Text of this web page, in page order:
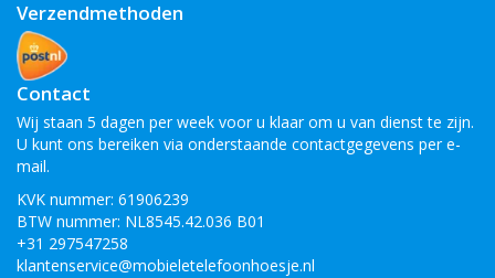
een groot assortiment aan verschillende telefoonhoesjes en
accessoires. Onze producten zijn hoog kwaliteit en direct uit
voorraad leverbaar.
Bekijk ook:
Nokia 8
Nokia 6
Nokia 5
Nokia 3
Verzendmethoden
Contact
Wij staan 5 dagen per week voor u klaar om u van dienst te zijn.
U kunt ons bereiken via onderstaande contactgegevens per e-
mail.
KVK nummer: 61906239
BTW nummer: NL8545.42.036 B01
+31 297547258
klantenservice@mobieletelefoonhoesje.nl